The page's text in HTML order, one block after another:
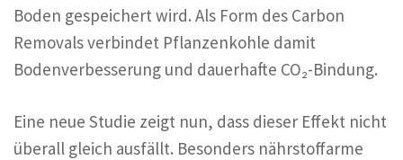
Boden gespeichert wird. Als Form des Carbon
Removals verbindet Pflanzenkohle damit
Bodenverbesserung und dauerhafte CO₂-Bindung.
Eine neue Studie zeigt nun, dass dieser Effekt nicht
überall gleich ausfällt. Besonders nährstoffarme